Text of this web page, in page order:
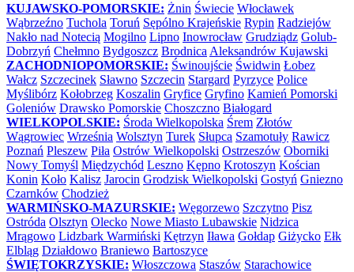
KUJAWSKO-POMORSKIE: Żnin Świecie Włocławek
Wąbrzeźno Tuchola Toruń Sępólno Krajeńskie Rypin Radziejów
Nakło nad Notecią Mogilno Lipno Inowrocław Grudziądz Golub-
Dobrzyń Chełmno Bydgoszcz Brodnica Aleksandrów Kujawski
ZACHODNIOPOMORSKIE: Świnoujście Świdwin Łobez
Wałcz Szczecinek Sławno Szczecin Stargard Pyrzyce Police
Myślibórz Kołobrzeg Koszalin Gryfice Gryfino Kamień Pomorski
Goleniów Drawsko Pomorskie Choszczno Białogard
WIELKOPOLSKIE: Środa Wielkopolska Śrem Złotów
Wągrowiec Września Wolsztyn Turek Słupca Szamotuły Rawicz
Poznań Pleszew Piła Ostrów Wielkopolski Ostrzeszów Oborniki
Nowy Tomyśl Międzychód Leszno Kępno Krotoszyn Kościan
Konin Koło Kalisz Jarocin Grodzisk Wielkopolski Gostyń Gniezno
Czarnków Chodzież
WARMIŃSKO-MAZURSKIE: Węgorzewo Szczytno Pisz
Ostróda Olsztyn Olecko Nowe Miasto Lubawskie Nidzica
Mrągowo Lidzbark Warmiński Kętrzyn Iława Gołdap Giżycko Ełk
Elbląg Działdowo Braniewo Bartoszyce
ŚWIĘTOKRZYSKIE: Włoszczowa Staszów Starachowice